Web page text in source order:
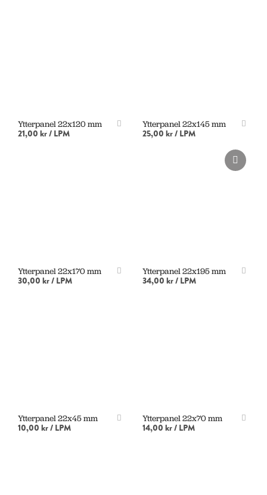
Ytterpanel 22x120 mm
21,00 kr/ LPM
Ytterpanel 22x145 mm
25,00 kr/ LPM
Ytterpanel 22x170 mm
30,00 kr/ LPM
Ytterpanel 22x195 mm
34,00 kr/ LPM
Ytterpanel 22x45 mm
10,00 kr/ LPM
Ytterpanel 22x70 mm
14,00 kr/ LPM